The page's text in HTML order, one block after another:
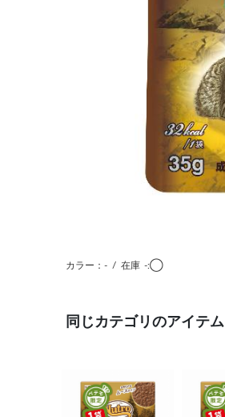
カラー：- / 在庫 -:◯
同じカテゴリのアイテム